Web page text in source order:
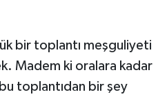
bir toplantı meşguliyeti
Madem ki oralara kadar
toplantıdan bir şey